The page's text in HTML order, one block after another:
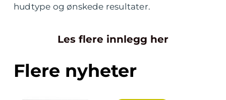
hudtype og ønskede resultater.
Les flere innlegg her
Flere nyheter